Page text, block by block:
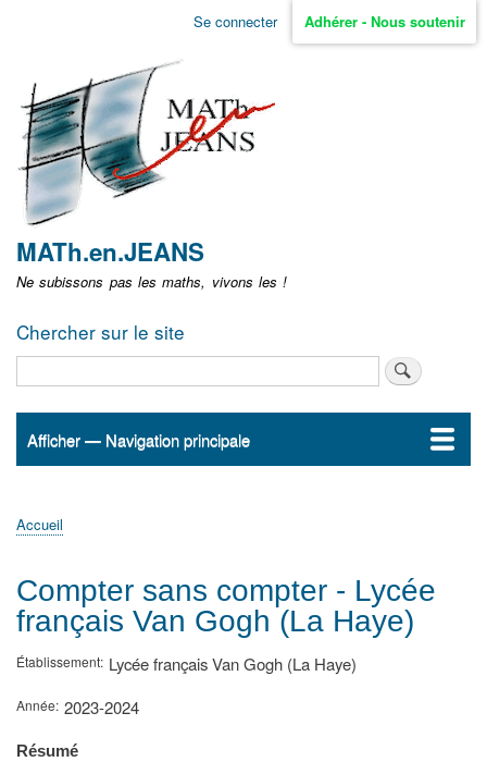
Aller
non
identifié
Se connecter Adhérer - Nous soutenir
MATh.en.JEANS
Ne subissons pas les maths, vivons les !
Chercher sur le site
Navigation
Afficher — Navigation principale
Accueil
ActualitésMATh.en.JEANS ?
Régions et Ateliers
Créer, gérer un atelier
Sujets/Publications
Congrès
d'Ariane
Accueil
Compter sans compter - Lycée
français Van Gogh (La Haye)
Établissement Lycée français Van Gogh (La Haye)
Année 2023-2024
Résumé